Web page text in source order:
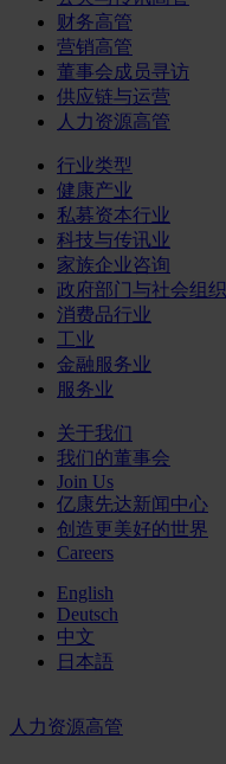
财务高管
营销高管
董事会成员寻访
供应链与运营
人力资源高管
行业类型
健康产业
私募资本行业
科技与传讯业
家族企业咨询
政府部门与社会组织
消费品行业
工业
金融服务业
服务业
关于我们
我们的董事会
Join Us
亿康先达新闻中心
创造更美好的世界
Careers
English
Deutsch
中文
日本語
人力资源高管